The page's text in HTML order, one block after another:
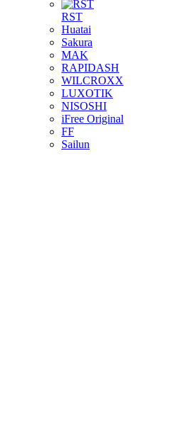
RST
Huatai
Sakura
MAK
RAPIDASH
WILCROXX
LUXOTIK
NISOSHI
iFree Original
FF
Sailun